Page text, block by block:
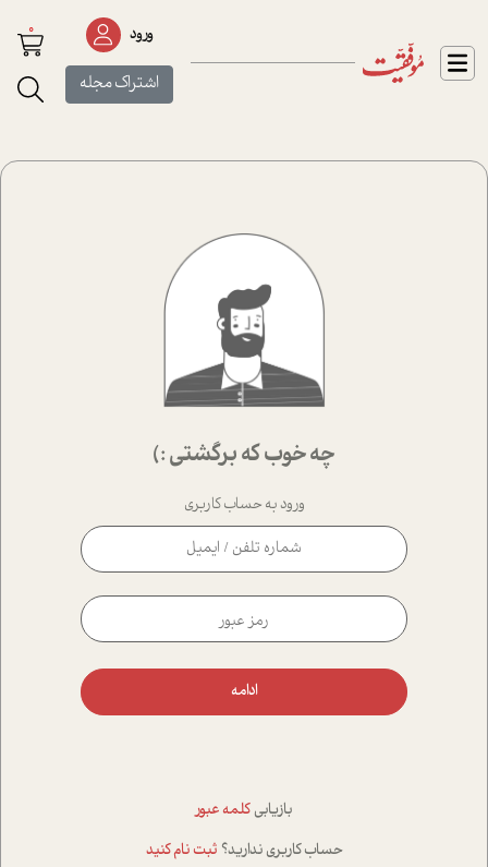
ورود
اشتراک مجله
0
چه خوب که برگشتی :)
ورود به حساب کاربری
ادامه
بازیابی کلمه عبور
حساب کاربری ندارید؟ ثبت نام کنید